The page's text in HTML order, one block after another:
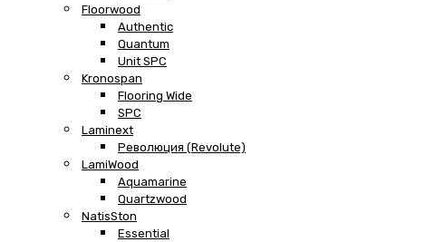
Floorwood
Authentic
Quantum
Unit SPC
Kronospan
Flooring Wide
SPC
Laminext
Революция (Revolute)
LamiWood
Aquamarine
Quartzwood
NatisSton
Essential